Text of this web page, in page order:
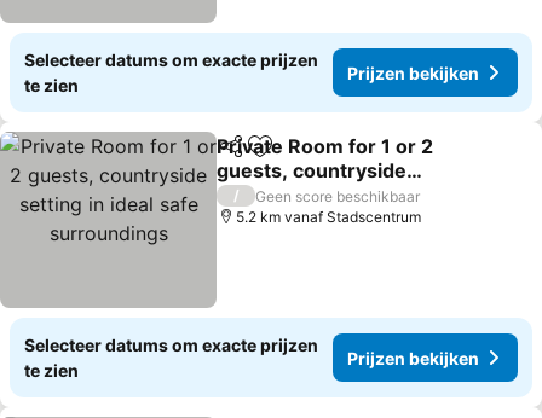
Selecteer datums om exacte prijzen
te zien
Prijzen bekijken
DelenToevoegen aan favorieten
Private Room for 1 or 2
guests, countryside
setting in ideal safe
surroundings
Prijzen bekijken
/
Geen score beschikbaar
5.2 km vanaf Stadscentrum
Selecteer datums om exacte prijzen
te zien
Prijzen bekijken